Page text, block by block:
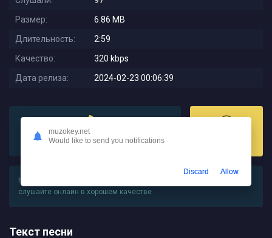
Размер:
6.86 MB
Длительность:
2:59
Качество:
320 kbps
Дата релиза:
2024-02-23 00:06:39
Слушать
На этой странице вы можете
слушайте онлайн в хорошем качестве
Текст песни
muzokey.net
Would like to send you notifications
Discard Allow